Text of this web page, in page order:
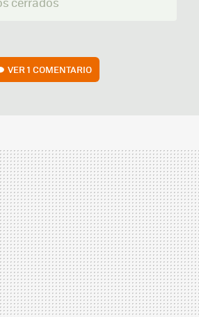
VER1 COMENTARIO